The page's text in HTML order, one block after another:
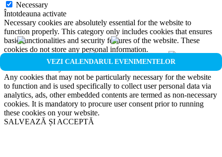
VEZI CALENDARUL EVENIMENTELOR
Necessary
Întotdeauna activate
Necessary cookies are absolutely essential for the website to
function properly. This category only includes cookies that ensures
basic functionalities and security features of the website. These
cookies do not store any personal information.
Non-necessary
Any cookies that may not be particularly necessary for the website
to function and is used specifically to collect user personal data via
analytics, ads, other embedded contents are termed as non-necessary
cookies. It is mandatory to procure user consent prior to running
these cookies on your website.
SALVEAZĂ ȘI ACCEPTĂ